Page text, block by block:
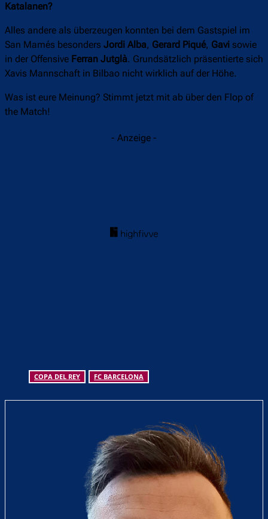
Katalanen?
Alles andere als überzeugen konnten bei dem Gastspiel im
San Mamés besonders Jordi Alba, Gerard Piqué, Gavi sowie
in der Offensive Ferran Jutglà. Grundsätzlich präsentierte sich
Xavis Mannschaft in Bilbao nicht wirklich auf der Höhe.
Was ist eure Meinung? Stimmt jetzt mit ab über den Flop of
the Match!
- Anzeige -
COPA DEL REY FC BARCELONA